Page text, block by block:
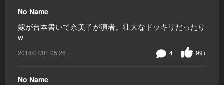
No Name
嫁が台本書いて奈美子が演者。壮大なドッキリだったり
w
2018/07/01 05:26 99+
4
No Name